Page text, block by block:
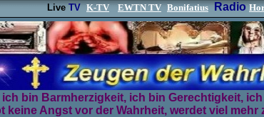
LiveTV K-TV EWTN TV Bonifatius Radio
ich bin Barmherzigkeit, ich bin Gerechtigkeit,
keine Angst vor der Wahrheit, werdet viel mehr